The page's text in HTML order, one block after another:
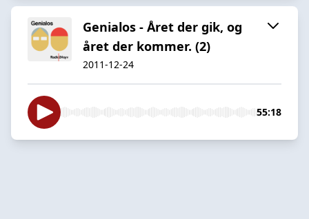
Genialos - Året der gik, og
året der kommer. (2)
2011-12-24
55:18